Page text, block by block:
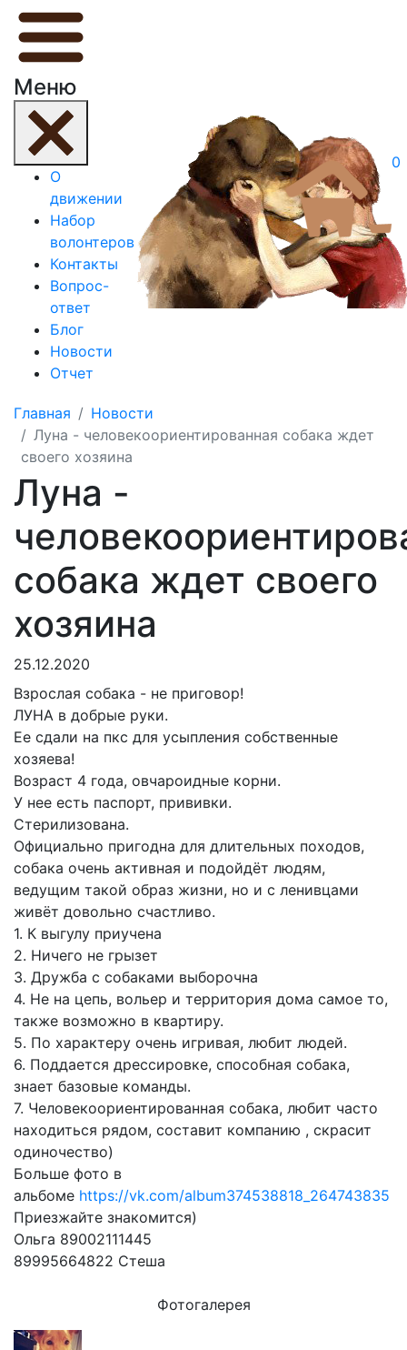
Меню
О
движении
Набор
волонтеров
Контакты
Вопрос-
ответ
Блог
Новости
Отчет
0
Главная
Новости
Луна - человекоориентированная собака ждет
своего хозяина
Луна -
собака ждет своего
хозяина
25.12.2020
Взрослая собака - не приговор!
ЛУНА в добрые руки.
Ее сдали на пкс для усыпления собственные
хозяева!
Возраст 4 года, овчароидные корни.
У нее есть паспорт, прививки.
Стерилизована.
Официально пригодна для длительных походов,
собака очень активная и подойдёт людям,
ведущим такой образ жизни, но и с ленивцами
живёт довольно счастливо.
1. К выгулу приучена
2. Ничего не грызет
3. Дружба с собаками выборочна
4. Не на цепь, вольер и территория дома самое то,
также возможно в квартиру.
5. По характеру очень игривая, любит людей.
6. Поддается дрессировке, способная собака,
знает базовые команды.
7. Человекоориентированная собака, любит часто
находиться рядом, составит компанию , скрасит
одиночество)
Больше фото в
альбоме https://vk.com/album374538818_264743835
Приезжайте знакомится)
Ольга 89002111445
89995664822 Стеша
Фотогалерея